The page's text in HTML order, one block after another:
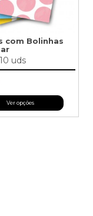
com Bolinhas
10 uds
Ver opções